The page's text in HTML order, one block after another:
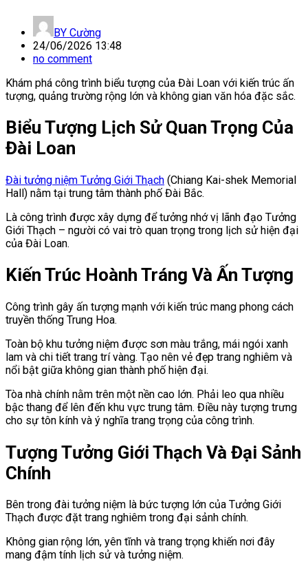
BY Cường
24/06/2026 13:48
no comment
Khám phá công trình biểu tượng của Đài Loan với kiến trúc ấn
tượng, quảng trường rộng lớn và không gian văn hóa đặc sắc.
Biểu Tượng Lịch Sử Quan Trọng Của
Đài Loan
Đài tưởng niệm Tưởng Giới Thạch (Chiang Kai-shek Memorial
Hall) nằm tại trung tâm thành phố Đài Bắc.
Là công trình được xây dựng để tưởng nhớ vị lãnh đạo Tưởng
Giới Thạch – người có vai trò quan trọng trong lịch sử hiện đại
của Đài Loan.
Kiến Trúc Hoành Tráng Và Ấn Tượng
Công trình gây ấn tượng mạnh với kiến trúc mang phong cách
truyền thống Trung Hoa.
Toàn bộ khu tưởng niệm được sơn màu trắng, mái ngói xanh
lam và chi tiết trang trí vàng. Tạo nên vẻ đẹp trang nghiêm và
nổi bật giữa không gian thành phố hiện đại.
Tòa nhà chính nằm trên một nền cao lớn. Phải leo qua nhiều
bậc thang để lên đến khu vực trung tâm. Điều này tượng trưng
cho sự tôn kính và ý nghĩa trang trọng của công trình.
Tượng Tưởng Giới Thạch Và Đại Sảnh
Chính
Bên trong đài tưởng niệm là bức tượng lớn của Tưởng Giới
Thạch được đặt trang nghiêm trong đại sảnh chính.
Không gian rộng lớn, yên tĩnh và trang trọng khiến nơi đây
mang đậm tính lịch sử và tưởng niệm.